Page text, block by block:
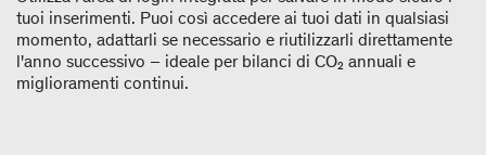
tuoi inserimenti. Puoi così accedere ai tuoi dati in qualsiasi
momento, adattarli se necessario e riutilizzarli direttamente
l'anno successivo – ideale per bilanci di CO₂ annuali e
miglioramenti continui.